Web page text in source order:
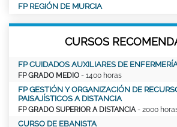
FP REGIÓN DE MURCIA
CURSOS
FP CUIDADOS AUXILIARES DE
FP GRADO MEDIO - 1400 horas
FP GESTIÓN Y ORGANIZACIÓN DE
PAISAJÍSTICOS A DISTANCIA
FP GRADO SUPERIOR A DISTANCIA - 2000
CURSO DE EBANISTA